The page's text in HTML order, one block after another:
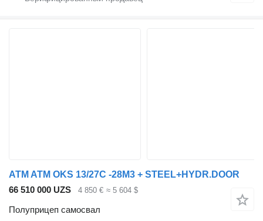
ATM ATM OKS 13/27C -28M3 + STEEL+HYDR.DOOR
66 510 000 UZS
4 850 € ≈ 5 604 $
Полуприцеп самосвал